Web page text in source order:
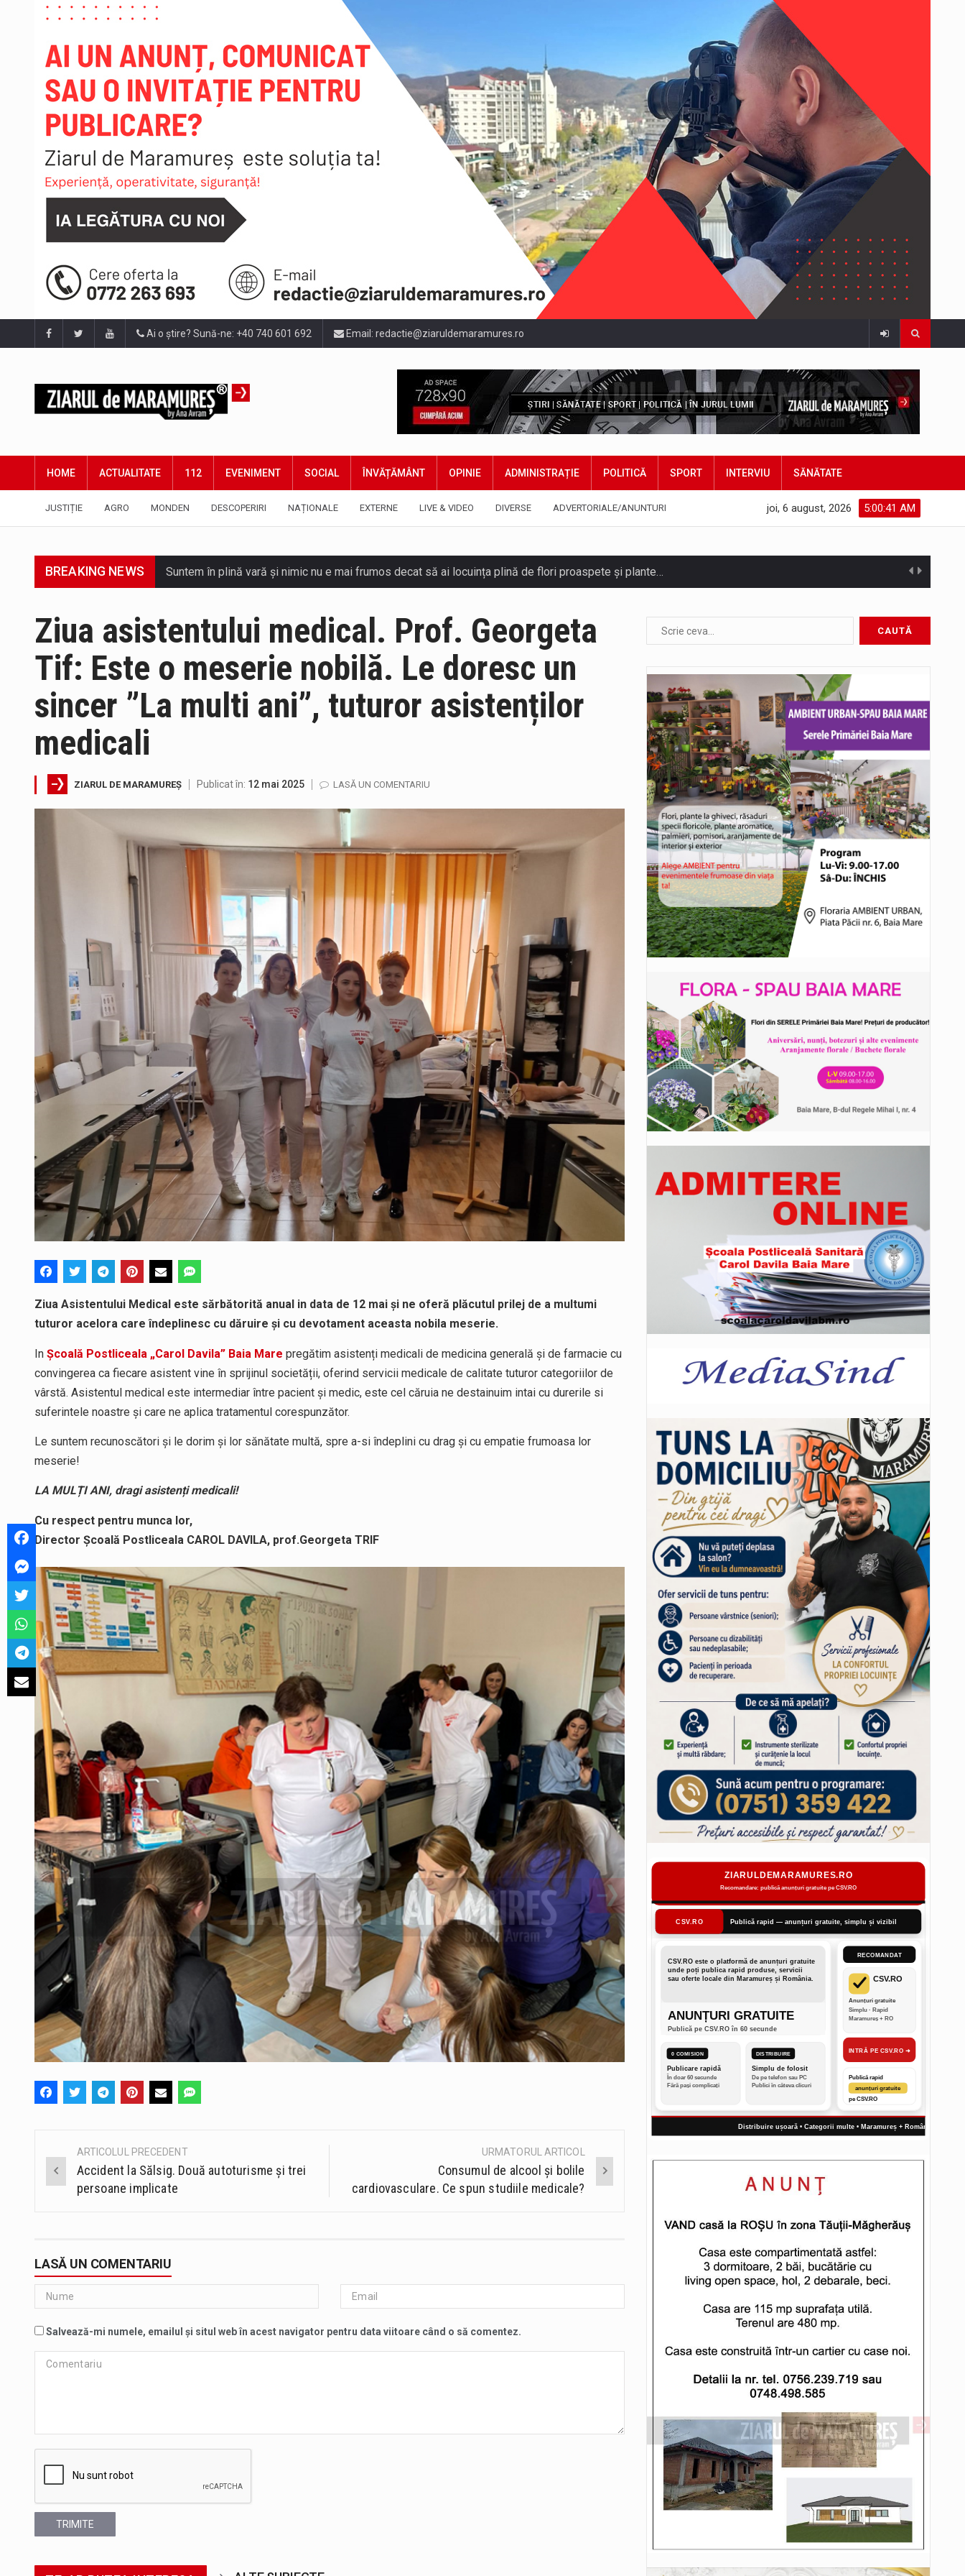
Ai o știre? Sună-ne: +40 740 601 692 Email: redactie@ziaruldemaramures.ro
HOME ACTUALITATE 112 EVENIMENT SOCIAL ÎNVĂȚĂMÂNT OPINIE ADMINISTRAȚIE POLITICĂ SPORT INTERVIU SĂNĂTATE
JUSTIȚIE AGRO MONDEN DESCOPERIRI NAȚIONALE EXTERNE LIVE & VIDEO DIVERSE ADVERTORIALE/ANUNTURI 5:00:43 AM
joi, 6 august, 2026
BREAKING NEWS Interval de valabilitate: 05 august, ora 10.00 – 09 august, ora 10.00 /Fenomene vizate: val de căldură, caniculă, temperaturi extreme,…
SC VITAL SA: Întreruperea furnizării apei potabile în următoarele zone este consecința unor avarii. Ne cerem scuze pentru aceste incidente…
Consiliul Județean Maramureș, în parteneriat cu Agenția de Dezvoltare Regională Nord-Vest, a organizat marți, 4 august 2026, sesiunea județeană a…
Având în vedere avertizarea meteorologică Cod Roșu emisă de Administrația Națională de Meteorologie, care vizează județul Maramureș și anunță val…
A fost finalizat proiectul care prevede un nou spatiu de joacă pentru copiii din localitatea Tulghieș. Primarul comunei Miresu Mare,…
Deputatul AUR de Maramureș, Daniel Ciornei, critică modul în care Parlamentul este chemat să ratifice acordul de împrumut în valoare…
Camera Deputaților a adoptat miercuri, 5 august, proiectul de lege care modifică ordonanța privind decarbonizarea sectorului energetic. Proiectul prevede că…
Ziua asistentului medical. Prof. Georgeta
Tif: Este o meserie nobilă. Le doresc un
sincer ”La multi ani”, tuturor asistenților
medicali
ZIARUL DE MARAMUREȘ Publicat în: 12 mai 2025 LASĂ UN COMENTARIU
Ziua Asistentului Medical este sărbătorită anual in data de 12 mai și ne oferă plăcutul prilej de a multumi
tuturor acelora care îndeplinesc cu dăruire și cu devotament aceasta nobila meserie.
In Școală Postliceala „Carol Davila” Baia Mare pregătim asistenți medicali de medicina generală și de farmacie cu
convingerea ca fiecare asistent vine în sprijinul societății, oferind servicii medicale de calitate tuturor categoriilor de
vârstă. Asistentul medical este intermediar între pacient și medic, este cel căruia ne destainuim intai cu durerile si
suferintele noastre și care ne aplica tratamentul corespunzător.
Le suntem recunoscători și le dorim și lor sănătate multă, spre a-si îndeplini cu drag și cu empatie frumoasa lor
meserie!
LA MULȚI ANI, dragi asistenți medicali!
Cu respect pentru munca lor,
Director Școală Postliceala CAROL DAVILA, prof.Georgeta TRIF
Post
navigation
ARTICOLUL PRECEDENT
Accident la Sălsig. Două autoturisme și trei
persoane implicate
URMATORUL ARTICOL
Consumul de alcool și bolile
cardiovasculare. Ce spun studiile medicale?
LASĂ UN COMENTARIU
Salvează-mi numele, emailul și situl web în acest navigator pentru data viitoare când o să comentez.
TRIMITE